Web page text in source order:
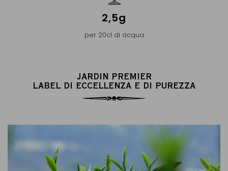
2,5g
per 20cl di acqua
JARDIN PREMIER
LABEL DI ECCELLENZA E DI PUREZZA